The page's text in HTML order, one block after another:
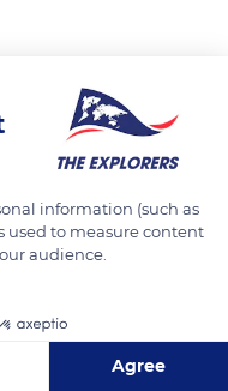
any content
information (such as
used to measure content
audience.
Agree